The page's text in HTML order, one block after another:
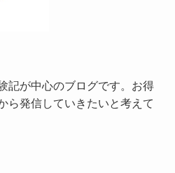
記が中心のブログです。お得
ら発信していきたいと考えて